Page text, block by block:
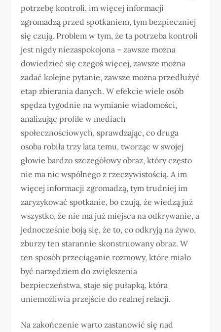
potrzebę kontroli, im więcej informacji
zgromadzą przed spotkaniem, tym bezpieczniej
się czują. Problem w tym, że ta potrzeba kontroli
jest nigdy niezaspokojona – zawsze można
dowiedzieć się czegoś więcej, zawsze można
zadać kolejne pytanie, zawsze można przedłużyć
etap zbierania danych. W efekcie wiele osób
spędza tygodnie na wymianie wiadomości,
analizując profile w mediach
społecznościowych, sprawdzając, co druga
osoba robiła trzy lata temu, tworząc w swojej
głowie bardzo szczegółowy obraz, który często
nie ma nic wspólnego z rzeczywistością. A im
więcej informacji zgromadzą, tym trudniej im
zaryzykować spotkanie, bo czują, że wiedzą już
wszystko, że nie ma już miejsca na odkrywanie, a
jednocześnie boją się, że to, co odkryją na żywo,
zburzy ten starannie skonstruowany obraz. W
ten sposób przeciąganie rozmowy, które miało
być narzędziem do zwiększenia
bezpieczeństwa, staje się pułapką, która
uniemożliwia przejście do realnej relacji.
Na zakończenie warto zastanowić się nad